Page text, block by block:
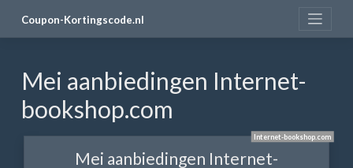
Coupon-Kortingscode.nl
Mei aanbiedingen Internet-
bookshop.com
Internet-bookshop.com
Mei aanbiedingen Internet-